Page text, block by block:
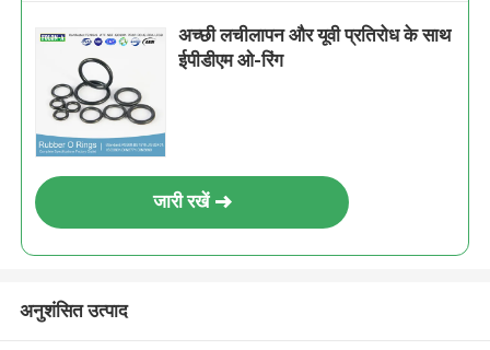
अच्छी लचीलापन और यूवी प्रतिरोध के साथ
ईपीडीएम ओ-रिंग
जारी रखें
अनुशंसित उत्पाद